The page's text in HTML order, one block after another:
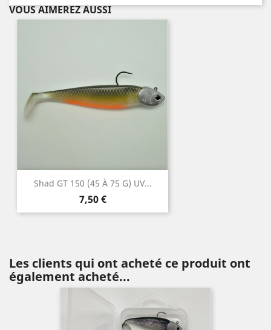
VOUS AIMEREZ AUSSI
Shad GT 150 (45 À 75 G) UV...
Prix
7,50 €
Les clients qui ont acheté ce produit ont
également acheté...